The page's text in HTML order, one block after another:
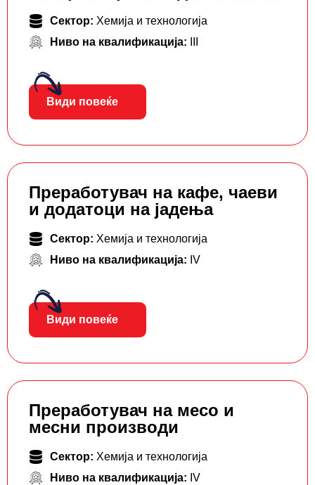
Сектор: Хемија и технологија
Ниво на квалификација:
Види повеќе
Преработувач на кафе, чаеви
и додатоци на јадења
Сектор: Хемија и технологија
Ниво на квалификација: IV
Види повеќе
Преработувач на месо и
месни производи
Сектор: Хемија и технологија
Ниво на квалификација: IV